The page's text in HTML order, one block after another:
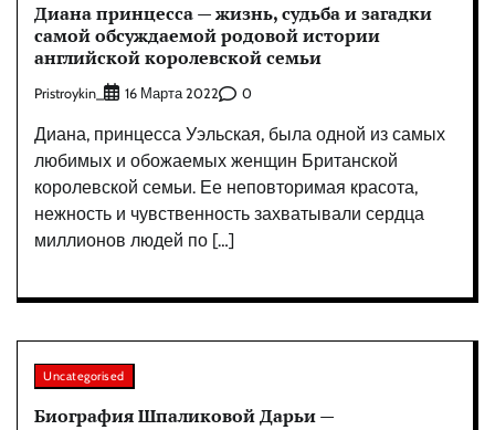
Диана принцесса — жизнь, судьба и загадки
самой обсуждаемой родовой истории
английской королевской семьи
Pristroykin_ 16 Марта 2022 0
Диана, принцесса Уэльская, была одной из самых
любимых и обожаемых женщин Британской
королевской семьи. Ее неповторимая красота,
нежность и чувственность захватывали сердца
миллионов людей по […]
Uncategorised
Биография Шпаликовой Дарьи —